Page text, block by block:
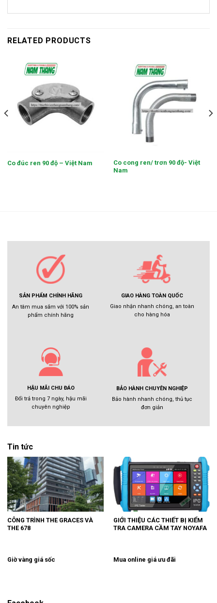
RELATED PRODUCTS
Co đúc ren 90 độ – Việt Nam
Co cong ren/ trơn 90 độ- Việt
Nam
SẢN PHẨM CHÍNH HÃNG
An tâm mua sắm với 100% sản
phẩm chính hãng
GIAO HÀNG TOÀN QUỐC
Giao nhận nhanh chóng, an toàn
cho hàng hóa
HẬU MÃI CHU ĐÁO
Đổi trả trong 7 ngày, hậu mãi
chuyên nghiệp
BẢO HÀNH CHUYÊN NGHIỆP
Bảo hành nhanh chóng, thủ tục
đơn giản
Tin tức
CÔNG TRÌNH THE GRACES VÀ
THE 678
GIỚI THIỆU CÁC THIẾT BỊ KIỂM
TRA CAMERA CẦM TAY NOYAFA
Giờ vàng giá sốc Mua online giá ưu đãi